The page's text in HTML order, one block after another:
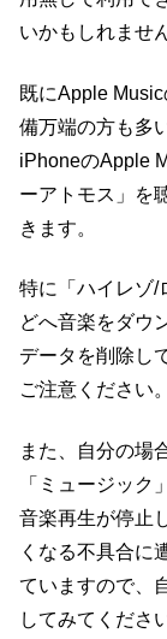
いかもしれませ
既にApple
備万端の方も多
iPhoneのApple
ーアトモス」を
きます。
特に「ハイレゾ/
どへ音楽をダウ
データを削除し
ご注意ください。
また、自分の場
「ミュージッ
音楽再生が停止
くなる不具合に
ていますので、
してみてくださ